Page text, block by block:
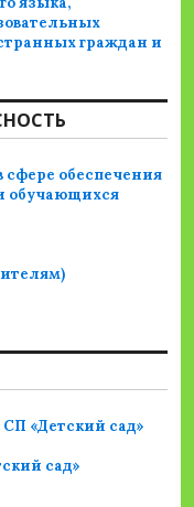
граждан и
обеспечения
обучающихся
«Детский сад»
сад»